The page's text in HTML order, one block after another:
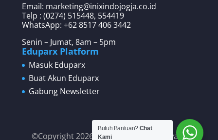
Email: marketing@inixindojogja.co.id
Telp : (0274) 515448, 554419
WhatsApp: +62 8517 406 3442
Senin – Jumat, 8am – 5pm
Eduparx Platform
Masuk Eduparx
Buat Akun Eduparx
Gabung Newsletter
©Copyright 2026 PT Inixindo Widya Iswara
Butuh Bantuan? Chat
Kami